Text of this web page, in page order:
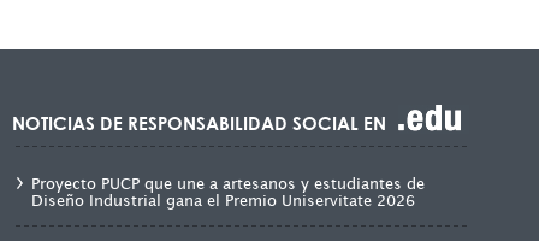
NOTICIAS DE RESPONSABILIDAD SOCIAL EN
Proyecto PUCP que une a artesanos y estudiantes de
Diseño Industrial gana el Premio Uniservitate 2026